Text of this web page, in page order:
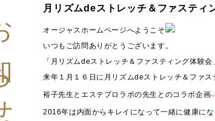
月リズムdeストレッチ＆ファスティ
オージャスホームページへようこそ
いつもご訪問ありがとうございます。
「月リズムdeストレッチ＆ファスティング体験会
来年１月１６日に月リズムdeストレッチ＆ファス
裕子先生とエステプロラボの先生とのコラボ企画
2016年は内面からキレイになって一緒に健康にな